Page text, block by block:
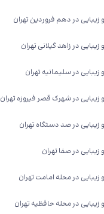
در دهم فروردین تهران
در زاهد گیلانی تهران
در سلیمانیه تهران
در شهرک قصر فیروزه تهران
در صد دستگاه تهران
در صفا تهران
در محله امامت تهران
در محله حافظیه تهران